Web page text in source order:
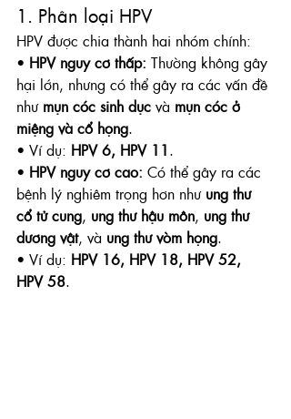
1. Phân loại HPV
HPV được chia thành hai nhóm chính:
• HPV nguy cơ thấp: Thường không gây
hại lớn, nhưng có thể gây ra các vấn đề
như mụn cóc sinh dục và mụn cóc ở
miệng và cổ họng.
• Ví dụ: HPV 6, HPV 11.
• HPV nguy cơ cao: Có thể gây ra các
bệnh lý nghiêm trọng hơn như ung thư
cổ tử cung, ung thư hậu môn, ung thư
dương vật, và ung thư vòm họng.
• Ví dụ: HPV 16, HPV 18, HPV 52,
HPV 58.